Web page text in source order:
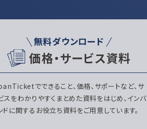
無料ダウンロード
価格・サービス資料
でできること、価格、サポートなど、サ
スをわかりやすくまとめた資料をはじめ、インバ
ドに関するお役立ち資料をご用意しています。